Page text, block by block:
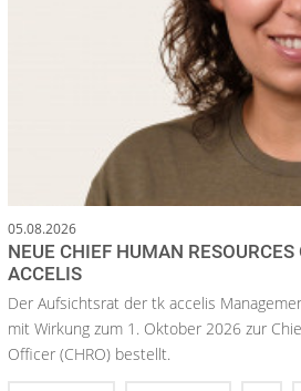
05.08.2026
NEUE CHIEF HUMAN
ACCELIS
Der Aufsichtsrat der tk accelis
mit Wirkung zum 1. Oktober 2026 zur
Officer (CHRO) bestellt.